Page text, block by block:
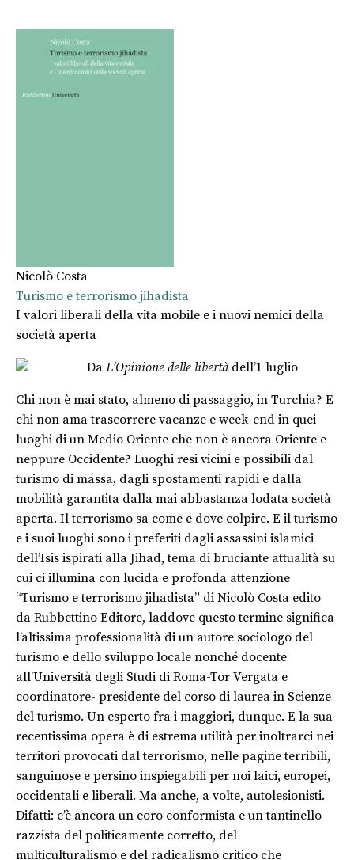
Nicolò Costa
Turismo e terrorismo jihadista
I valori liberali della vita mobile e i nuovi nemici della
società aperta
Da L’Opinione delle libertà dell’1 luglio
Chi non è mai stato, almeno di passaggio, in Turchia? E
chi non ama trascorrere vacanze e week-end in quei
luoghi di un Medio Oriente che non è ancora Oriente e
neppure Occidente? Luoghi resi vicini e possibili dal
turismo di massa, dagli spostamenti rapidi e dalla
mobilità garantita dalla mai abbastanza lodata società
aperta. Il terrorismo sa come e dove colpire. E il turismo
e i suoi luoghi sono i preferiti dagli assassini islamici
dell’Isis ispirati alla Jihad, tema di bruciante attualità su
cui ci illumina con lucida e profonda attenzione
“Turismo e terrorismo jihadista” di Nicolò Costa edito
da Rubbettino Editore, laddove questo termine significa
l’altissima professionalità di un autore sociologo del
turismo e dello sviluppo locale nonché docente
all’Università degli Studi di Roma-Tor Vergata e
coordinatore- presidente del corso di laurea in Scienze
del turismo. Un esperto fra i maggiori, dunque. E la sua
recentissima opera è di estrema utilità per inoltrarci nei
territori provocati dal terrorismo, nelle pagine terribili,
sanguinose e persino inspiegabili per noi laici, europei,
occidentali e liberali. Ma anche, a volte, autolesionisti.
Difatti: c’è ancora un coro conformista e un tantinello
razzista del politicamente corretto, del
multiculturalismo e del radicalismo critico che